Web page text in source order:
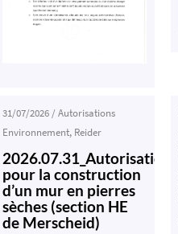
31/07/2026 /Autorisations
Environnement, Reider
2026.07.31_Autorisation
pour la construction
d’un mur en pierres
sèches (section HE
de Merscheid)